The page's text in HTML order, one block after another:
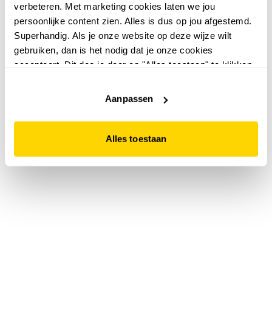
verbeteren. Met marketing cookies laten we jou
persoonlijke content zien. Alles is dus op jou afgestemd.
Superhandig. Als je onze website op deze wijze wilt
gebruiken, dan is het nodig dat je onze cookies
accepteert. Dit doe je door op "Alles toestaan" te klikken.
website niet optimaal functioneert.
Aanpassen
Alles toestaan